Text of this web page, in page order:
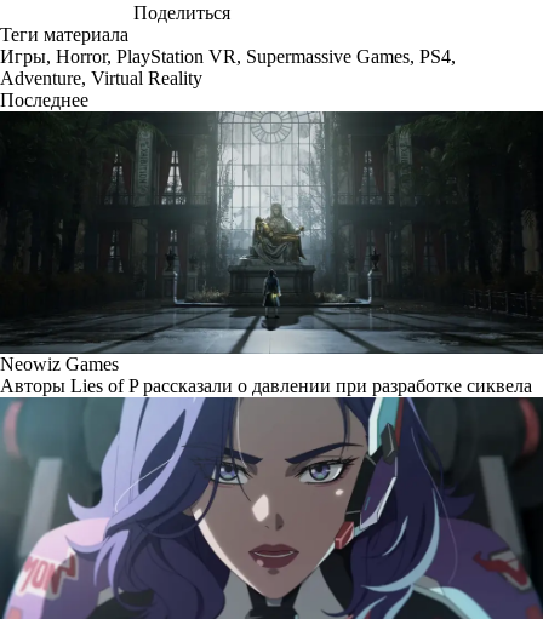
Поделиться
Теги материала
Игры, Horror, PlayStation VR, Supermassive Games, PS4,
Adventure, Virtual Reality
Последнее
Neowiz Games
Авторы Lies of P рассказали о давлении при разработке сиквела